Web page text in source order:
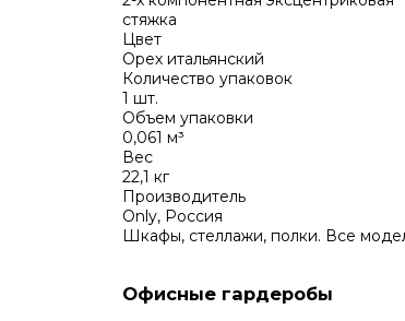
стяжка
Цвет
Орех итальянский
Количество упаковок
1 шт.
Объем упаковки
0,061 м³
Вес
22,1 кг
Производитель
Only, Россия
Шкафы, стеллажи, полки. Все
Офисные гардеробы